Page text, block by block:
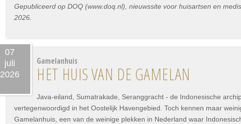
Gepubliceerd op DOQ (www.doq.nl), nieuwssite voor huisartsen en
2026.
07
juli
2026
Gamelanhuis
HET HUIS VAN DE GAMELAN
Java-eiland, Sumatrakade, Seranggracht - de Indonesische
vertegenwoordigd in het Oostelijk Havengebied. Toch kennen maar
Gamelanhuis, een van de weinige plekken in Nederland waar